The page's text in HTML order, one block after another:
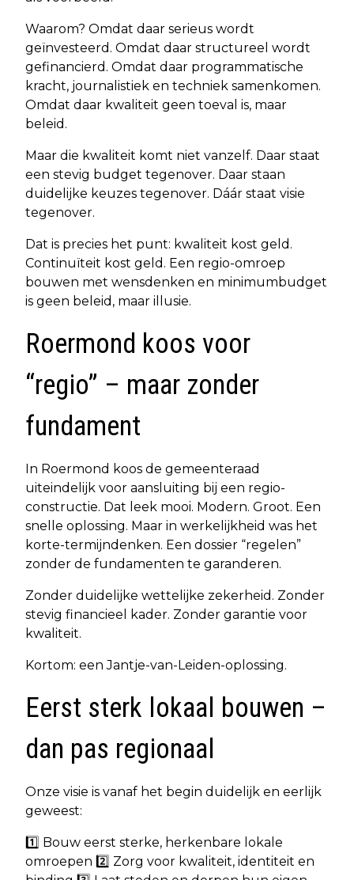
Waarom? Omdat daar serieus wordt
geïnvesteerd. Omdat daar structureel wordt
gefinancierd. Omdat daar programmatische
kracht, journalistiek en techniek samenkomen.
Omdat daar kwaliteit geen toeval is, maar
beleid.
Maar die kwaliteit komt niet vanzelf. Daar staat
een stevig budget tegenover. Daar staan
duidelijke keuzes tegenover. Dáár staat visie
tegenover.
Dat is precies het punt: kwaliteit kost geld.
Continuïteit kost geld. Een regio-omroep
bouwen met wensdenken en minimumbudget
is geen beleid, maar illusie.
Roermond koos voor
“regio” – maar zonder
fundament
In Roermond koos de gemeenteraad
uiteindelijk voor aansluiting bij een regio-
constructie. Dat leek mooi. Modern. Groot. Een
snelle oplossing. Maar in werkelijkheid was het
korte-termijndenken. Een dossier “regelen”
zonder de fundamenten te garanderen.
Zonder duidelijke wettelijke zekerheid. Zonder
stevig financieel kader. Zonder garantie voor
kwaliteit.
Kortom: een Jantje-van-Leiden-oplossing.
Eerst sterk lokaal bouwen –
dan pas regionaal
Onze visie is vanaf het begin duidelijk en eerlijk
geweest:
1️⃣ Bouw eerst sterke, herkenbare lokale
omroepen 2️⃣ Zorg voor kwaliteit, identiteit en